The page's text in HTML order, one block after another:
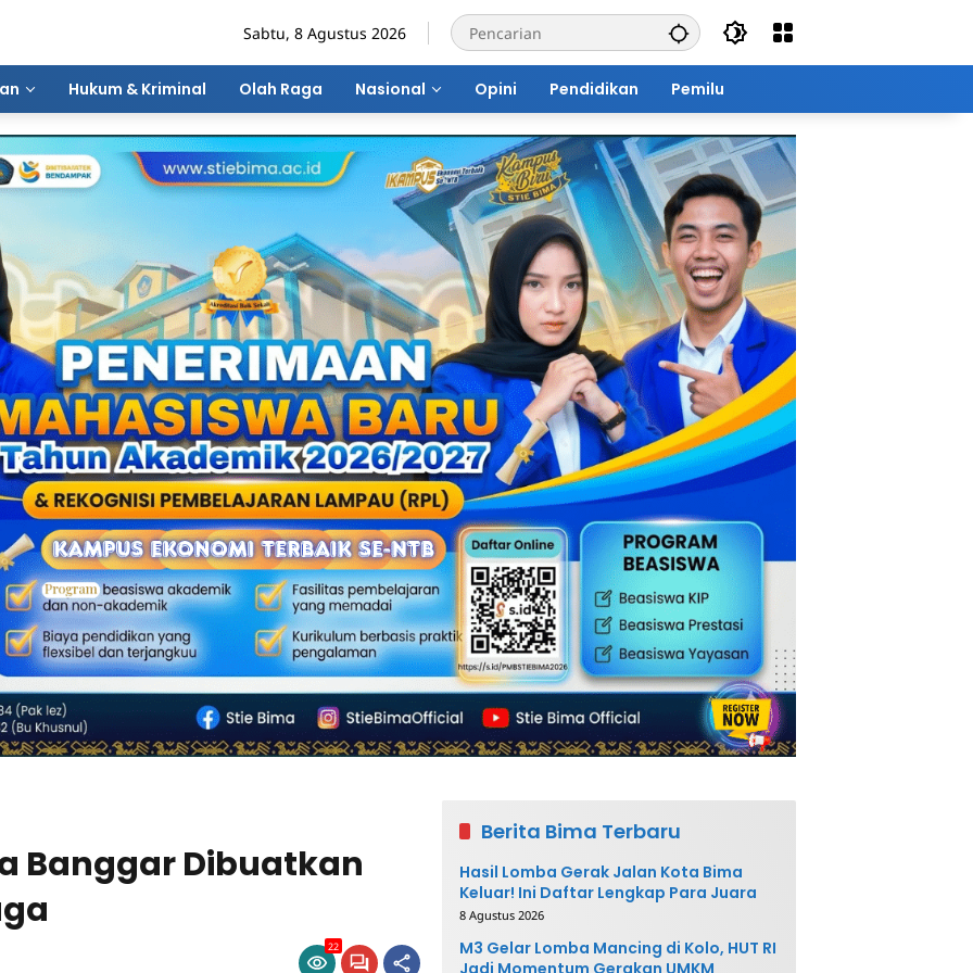
Sabtu, 8 Agustus 2026
Hukum & Kriminal Olah Raga Nasional Opini Pendidikan Pemilu
Banggar Dibuatkan
22
Berita Bima Terbaru
Hasil Lomba Gerak Jalan Kota Bima
Keluar! Ini Daftar Lengkap Para Juara
8 Agustus 2026
M3 Gelar Lomba Mancing di Kolo, HUT RI
Jadi Momentum Gerakan UMKM